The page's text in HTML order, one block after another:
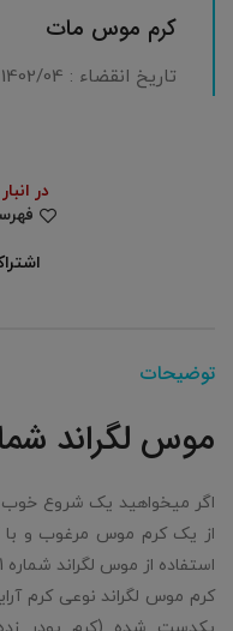
کرم موس مات
تاریخ انقضاء : 1402/04
در
توضیحات
موس لگراند شماره
اگر میخواهید یک شروع خوب
از یک کرم موس مرغوب و با
استفاده از موس لگراند شماره 701 را پیشنهاد می دهیم.
کرم موس لگراند نوعی کرم